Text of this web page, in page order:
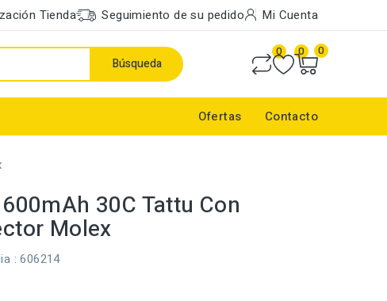
Tienda Seguimiento de su pedido Mi Cuenta
Búsqueda
0 0 0
Ofertas Contacto
30C Tattu Con
Molex
: 606214